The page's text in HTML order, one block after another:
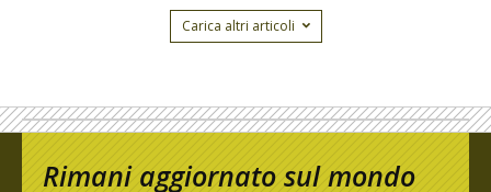
Carica altri articoli
Rimani aggiornato sul mondo